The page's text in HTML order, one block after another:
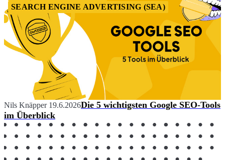
SEARCH ENGINE ADVERTISING (SEA)
Nils Knäpper 19.6.2026Die 5 wichtigsten Google SEO-Tools
im Überblick